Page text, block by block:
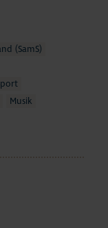
(SamS)
Musik